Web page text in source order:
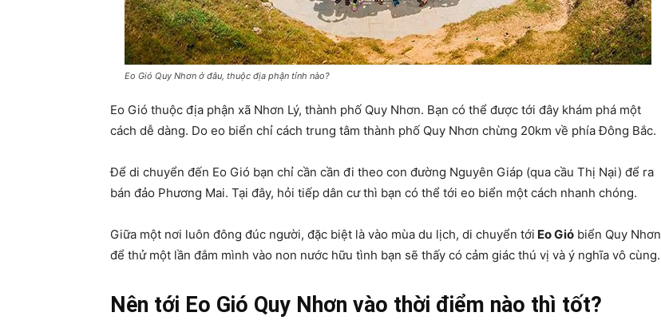
Eo Gió Quy Nhơn ở đâu, thuộc địa phận tỉnh nào?
Eo Gió thuộc địa phận xã Nhơn Lý, thành phố Quy Nhơn. Bạn có thể được tới đây khám phá một
cách dễ dàng. Do eo biển chỉ cách trung tâm thành phố Quy Nhơn chừng 20km về phía Đông Bắc.
Để di chuyển đến Eo Gió bạn chỉ cần cần đi theo con đường Nguyên Giáp (qua cầu Thị Nại) để ra
bán đảo Phương Mai. Tại đây, hỏi tiếp dân cư thì bạn có thể tới eo biển một cách nhanh chóng.
Giữa một nơi luôn đông đúc người, đặc biệt là vào mùa du lịch, di chuyển tới Eo Gió biển Quy Nhơn
để thử một lần đắm mình vào non nước hữu tình bạn sẽ thấy có cảm giác thú vị và ý nghĩa vô cùng.
Nên tới Eo Gió Quy Nhơn vào thời điểm nào thì tốt?